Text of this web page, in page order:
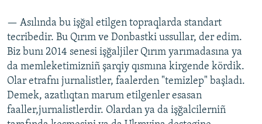
— Asılında bu işğal etilgen topraqlarda standart
tecribedir. Bu Qırım ve Donbastki ussullar, der edim.
Biz bunı 2014 senesi işğaljiler Qırım yarımadasına ya
da memleketimizniñ şarqiy qısmına kirgende kördik.
Olar etrafnı jurnalistler, faalerden "temizlep" başladı.
Demek, azatlıqtan marum etilgenler esasan
faaller,jurnalistlerdir. Olardan ya da işğalcilerniñ